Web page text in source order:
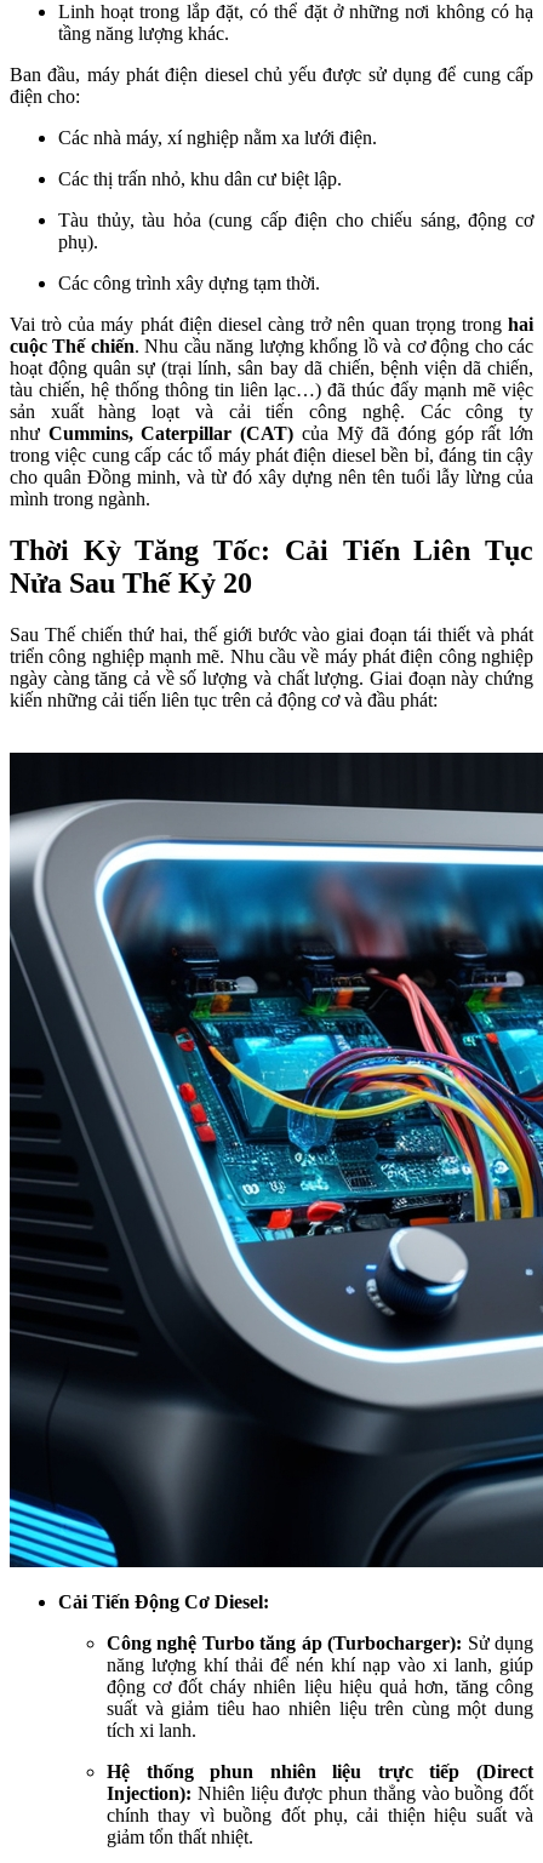
Linh hoạt trong lắp đặt, có thể đặt ở những nơi không có hạ
tầng năng lượng khác.
Ban đầu, máy phát điện diesel chủ yếu được sử dụng để cung cấp
điện cho:
Các nhà máy, xí nghiệp nằm xa lưới điện.
Các thị trấn nhỏ, khu dân cư biệt lập.
Tàu thủy, tàu hỏa (cung cấp điện cho chiếu sáng, động cơ
phụ).
Các công trình xây dựng tạm thời.
Vai trò của máy phát điện diesel càng trở nên quan trọng trong hai
cuộc Thế chiến. Nhu cầu năng lượng khổng lồ và cơ động cho các
hoạt động quân sự (trại lính, sân bay dã chiến, bệnh viện dã chiến,
tàu chiến, hệ thống thông tin liên lạc…) đã thúc đẩy mạnh mẽ việc
sản xuất hàng loạt và cải tiến công nghệ. Các công ty
như Cummins, Caterpillar (CAT) của Mỹ đã đóng góp rất lớn
trong việc cung cấp các tổ máy phát điện diesel bền bỉ, đáng tin cậy
cho quân Đồng minh, và từ đó xây dựng nên tên tuổi lẫy lừng của
mình trong ngành.
Thời Kỳ Tăng Tốc: Cải Tiến Liên Tục
Nửa Sau Thế Kỷ 20
Sau Thế chiến thứ hai, thế giới bước vào giai đoạn tái thiết và phát
triển công nghiệp mạnh mẽ. Nhu cầu về máy phát điện công nghiệp
ngày càng tăng cả về số lượng và chất lượng. Giai đoạn này chứng
kiến những cải tiến liên tục trên cả động cơ và đầu phát:
Cải Tiến Động Cơ Diesel:
Công nghệ Turbo tăng áp (Turbocharger): Sử dụng
năng lượng khí thải để nén khí nạp vào xi lanh, giúp
động cơ đốt cháy nhiên liệu hiệu quả hơn, tăng công
suất và giảm tiêu hao nhiên liệu trên cùng một dung
tích xi lanh.
Hệ thống phun nhiên liệu trực tiếp (Direct
Injection): Nhiên liệu được phun thẳng vào buồng đốt
chính thay vì buồng đốt phụ, cải thiện hiệu suất và
giảm tổn thất nhiệt.